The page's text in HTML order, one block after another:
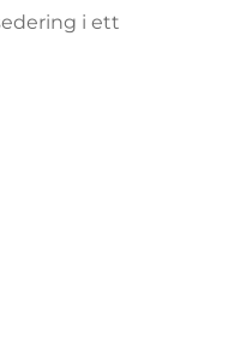
i ett